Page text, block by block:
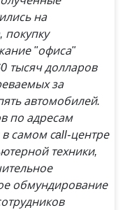
на
покупку
"офиса"
тысяч долларов
за
автомобилей.
по адресам
самом сall-центре
техники,
обмундирование